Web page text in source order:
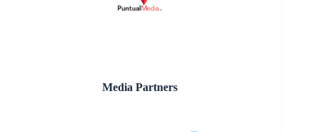
Media Partners